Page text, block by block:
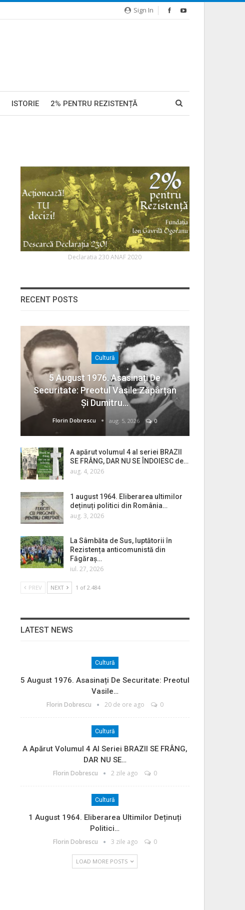
Sign In
ISTORIE 2% PENTRU REZISTENȚĂ
Declaratia 230 ANAF 2020
RECENT POSTS
Cultură
5 August 1976. Asasinați De
Securitate: Preotul Vasile Zăpârțan
Și Dumitru…
Florin Dobrescu aug. 5, 2026 0
A apărut volumul 4 al seriei BRAZII
SE FRÂNG, DAR NU SE ÎNDOIESC de…
aug. 4, 2026
1 august 1964. Eliberarea ultimilor
deținuți politici din România…
aug. 3, 2026
La Sâmbăta de Sus, luptătorii în
Rezistența anticomunistă din
Făgăraș…
iul. 27, 2026
PREV NEXT 1 of 2.484
LATEST NEWS
Cultură
5 August 1976. Asasinați De Securitate: Preotul
Vasile…
Florin Dobrescu 20 de ore ago 0
Cultură
A Apărut Volumul 4 Al Seriei BRAZII SE FRÂNG,
DAR NU SE…
Florin Dobrescu 2 zile ago 0
Cultură
1 August 1964. Eliberarea Ultimilor Deținuți
Politici…
Florin Dobrescu 3 zile ago 0
LOAD MORE POSTS